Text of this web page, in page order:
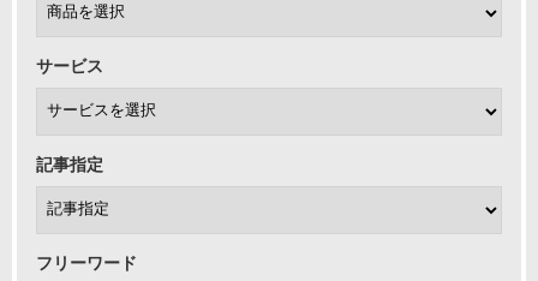
サービス
記事指定
フリーワード